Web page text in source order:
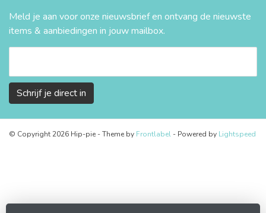
Meld je aan voor onze nieuwsbrief en ontvang de nieuwste
items & aanbiedingen in jouw mailbox.
Schrijf je direct in
© Copyright 2026 Hip-pie - Theme by Frontlabel - Powered by Lightspeed